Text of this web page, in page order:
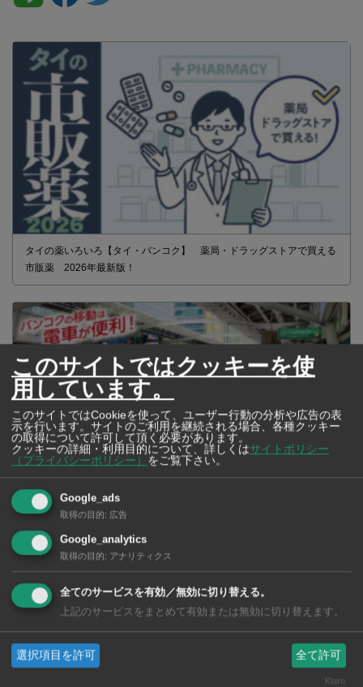
タイの薬いろいろ【タイ・バンコク】 薬局・ドラッグストアで買える
市販薬 2026年最新版！
2026年版 タイの鉄道事情 電車でGO！
このサイトではクッキーを使
用しています。
このサイトではCookieを使って、ユーザー行動の分析や広告の表
示を行います。サイトのご利用を継続される場合、各種クッキー
の取得について許可して頂く必要があります。
クッキーの詳細・利用目的について、詳しくはサイトポリシー
（プライバシーポリシー）
をご覧下さい。
Google_ads
取得の目的: 広告
Google_analytics
取得の目的: アナリティクス
全てのサービスを有効／無効に切り替える。
上記のサービスをまとめて有効または無効に切り替えます。
選択項目を許可 全て許可
Klaro